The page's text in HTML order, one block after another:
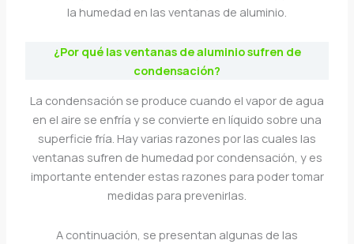
la humedad en las ventanas de aluminio.
¿Por qué las ventanas de aluminio sufren de
condensación?
La condensación se produce cuando el vapor de agua
en el aire se enfría y se convierte en líquido sobre una
superficie fría. Hay varias razones por las cuales las
ventanas sufren de humedad por condensación, y es
importante entender estas razones para poder tomar
medidas para prevenirlas.
A continuación, se presentan algunas de las